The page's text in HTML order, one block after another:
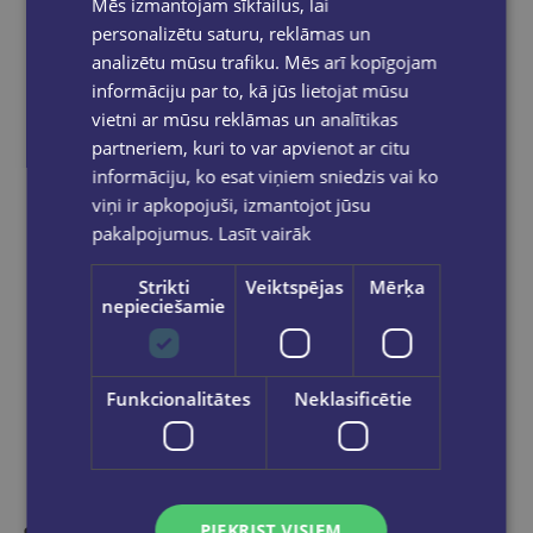
Pasūtījumu apstrāde notiek darba dienās.
Apmaksātie pasūtījumi tiekapstrādāti un
izsūtīti 2-5 darba dienu laikā.
Bezmaksas piegādeuz OMNIVA
pakomātiem Latvijā
pasūtījumiem no €40.00.
Bezmaksas piegāde jebkurā GLOBUSS
grāmatnīcā 1-5 darba dienu laikā, kad
pasūtījums būs gatavs saņemšanai, saņemsi
e-pastu un/ vai SMS.
Dalies sociālajos tīklos:
personalizētu saturu, reklāmas un
analizētu mūsu trafiku. Mēs arī kopīgojam
informāciju par to, kā jūs lietojat mūsu
vietni ar mūsu reklāmas un analītikas
partneriem, kuri to var apvienot ar citu
informāciju, ko esat viņiem sniedzis vai ko
viņi ir apkopojuši, izmantojot jūsu
pakalpojumus. Lasīt vairāk
Strikti
nepieciešamie
Veiktspējas Mērķa
Funkcionalitātes Neklasificētie